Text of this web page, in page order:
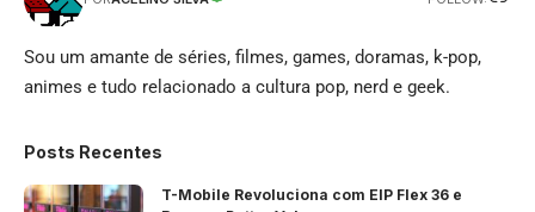
Sou um amante de séries, filmes, games, doramas, k-pop,
animes e tudo relacionado a cultura pop, nerd e geek.
Posts Recentes
T-Mobile Revoluciona com EIP Flex 36 e